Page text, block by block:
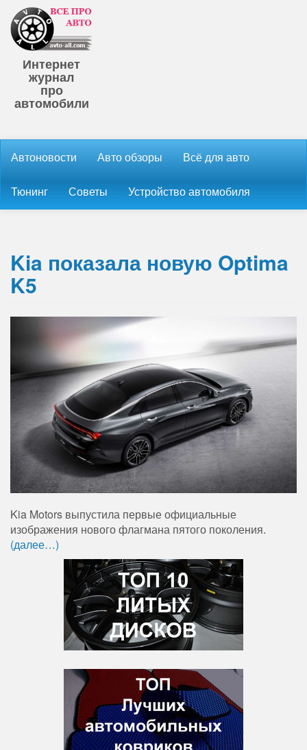
Интернет
журнал
про
автомобили
Автоновости Авто обзоры Всё для авто
Тюнинг Советы Устройство автомобиля
Kia показала новую Optima
K5
Kia Motors выпустила первые официальные
изображения нового флагмана пятого поколения.
(далее…)